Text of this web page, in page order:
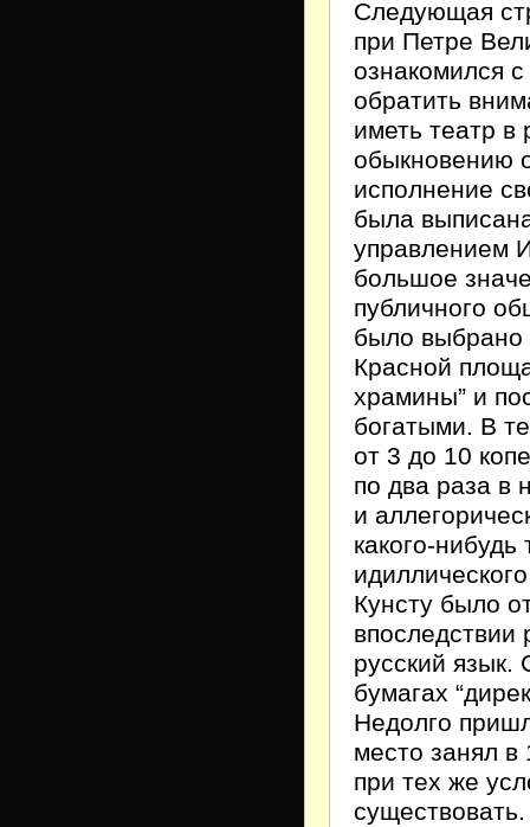
Следующая
при Петре
ознакомился
обратить
иметь театр
обыкновению
исполнение
была
управлением
большое
публичного
было выбрано
Красной
храмины” и
богатыми. В
от 3 до 10
по два раза в
и
какого-
Кунсту было
русский
бумагах
Недолго
место занял
при тех же
существовать.